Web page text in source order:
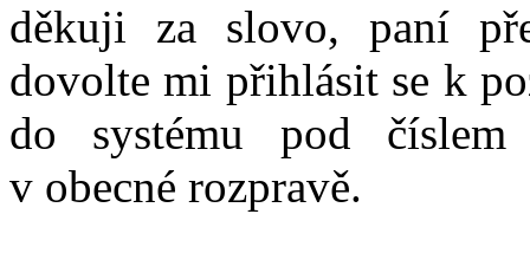
děkuji za slovo, paní
dovolte mi přihlásit se k
do systému pod
v obecné rozpravě.